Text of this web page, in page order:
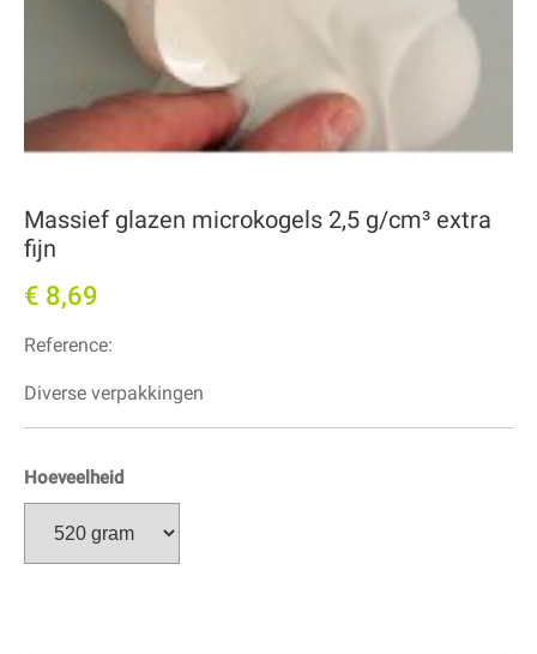
Massief glazen microkogels 2,5 g/cm³ extra
fijn
€ 8,69
Reference:
Diverse verpakkingen
Hoeveelheid